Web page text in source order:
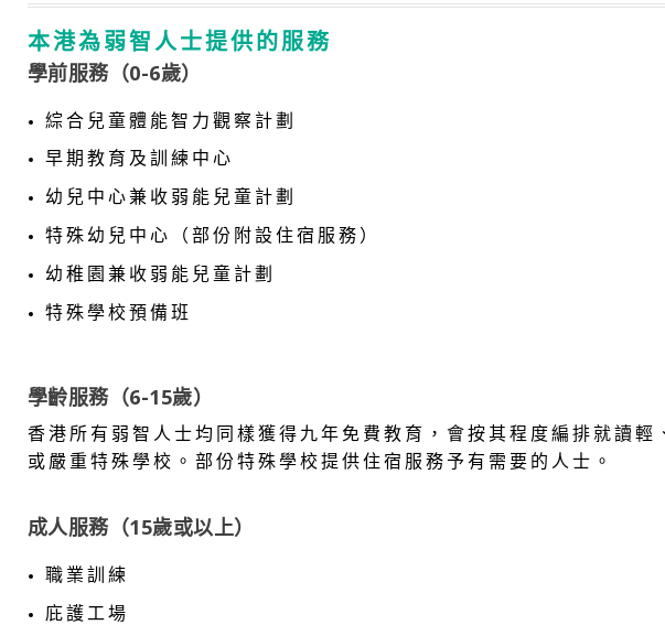
本港為弱智人士提供的服務
學前服務（0-6歲）
綜合兒童體能智力觀察計劃
早期教育及訓練中心
幼兒中心兼收弱能兒童計劃
特殊幼兒中心（部份附設住宿服務）
幼稚園兼收弱能兒童計劃
特殊學校預備班
學齡服務（6-15歲）
香港所有弱智人士均同樣獲得九年免費教育，會按其程度編排就讀輕
或嚴重特殊學校。部份特殊學校提供住宿服務予有需要的人士。
成人服務（15歲或以上）
職業訓練
庇護工場